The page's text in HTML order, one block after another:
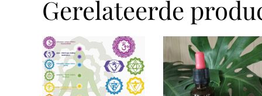
Gerelateerde